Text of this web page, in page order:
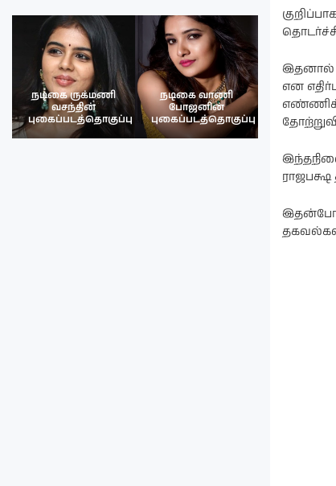
நடிகை ருக்மணி
வசந்தின்
புகைப்படத்தொகுப்பு
நடிகை வாணி
போஜனின்
புகைப்படத்தொகுப்பு
நடிகை
இதனால்
என